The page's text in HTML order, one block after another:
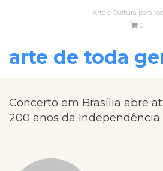
Arte e Cultura para
0
arte de toda
Concerto em Brasília abre
200 anos da Independência